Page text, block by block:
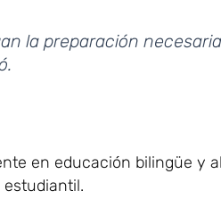
la preparación
en educación bilingüe y